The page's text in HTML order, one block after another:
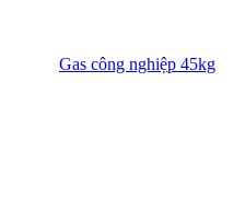
Gas công nghiệp 45kg